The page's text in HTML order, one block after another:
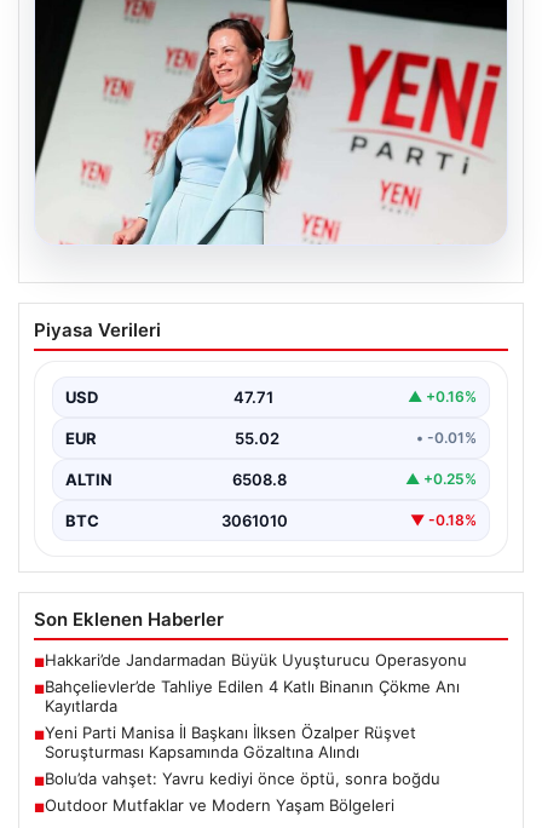
Yeni Parti Manisa İl Başkanı İlksen
Özalper Rüşvet Soruşturması
Manisa’da yürütülen önemli bir rüşvet soruşturmasında
Piyasa Verileri
USD 47.71 ▲ +0.16%
EUR 55.02 • -0.01%
ALTIN 6508.8 ▲ +0.25%
BTC 3061010 ▼ -0.18%
Son Eklenen Haberler
■Hakkari’de Jandarmadan Büyük Uyuşturucu Operasyonu
■Bahçelievler’de Tahliye Edilen 4 Katlı Binanın Çökme Anı
Kayıtlarda
■Yeni Parti Manisa İl Başkanı İlksen Özalper Rüşvet
Soruşturması Kapsamında Gözaltına Alındı
■Bolu’da vahşet: Yavru kediyi önce öptü, sonra boğdu
■Outdoor Mutfaklar ve Modern Yaşam Bölgeleri